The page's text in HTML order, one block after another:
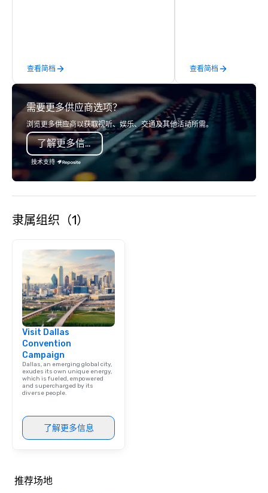
查看简档 查看简档
需要更多供应商选项？
浏览更多供应商以获取视听、娱乐、交通及其他活动所需。
了解更多信息
技术支持
隶属组织（1）
Visit Dallas
Convention
Campaign
Dallas, an emerging global city,
exudes its own unique energy,
which is fueled, empowered
and supercharged by its
diverse people.
了解更多信息
推荐场地